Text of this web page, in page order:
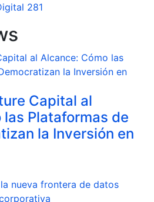
281
Capital al
Plataformas de
la Inversión en